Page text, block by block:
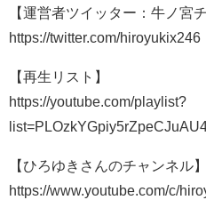
【運営者ツイッター：牛ノ宮
https://twitter.com/hiroyukix246
【再生リスト】
https://youtube.com/playlist?
【ひろゆきさんのチャンネル】
https://www.youtube.com/c/